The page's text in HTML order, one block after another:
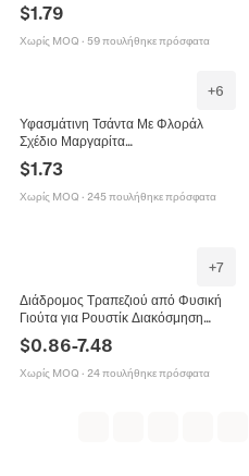
Νηπίων Για Παιδιά Επιτραπέζια
Σκεύη
$1.79
Χωρίς MOQ · 59 πουλήθηκε πρόσφατα
+6
Υφασμάτινη Τσάντα Με Φλοράλ
Σχέδιο Μαργαρίτα
Επαναχρησιμοποιούμενη Τσάντα Για
Ψώνια Καθημερινή Τσάντα
$1.73
Χωρίς MOQ · 245 πουλήθηκε πρόσφατα
+7
Διάδρομος Τραπεζιού από Φυσική
Γιούτα για Ρουστίκ Διακόσμηση
Γάμου Σπιτιού Πάρτι Οικολογικό
Υφαντό Ύφασμα Γιούτας
$0.86-7.48
Χωρίς MOQ · 24 πουλήθηκε πρόσφατα